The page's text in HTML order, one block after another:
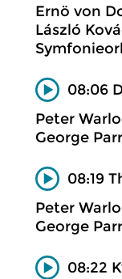
Ernö von
László
08:06
Peter
George
08:19
Peter
George
08:22